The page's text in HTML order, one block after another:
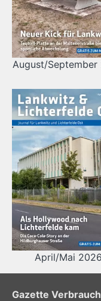
August/September
April/Mai 2026
Gazette